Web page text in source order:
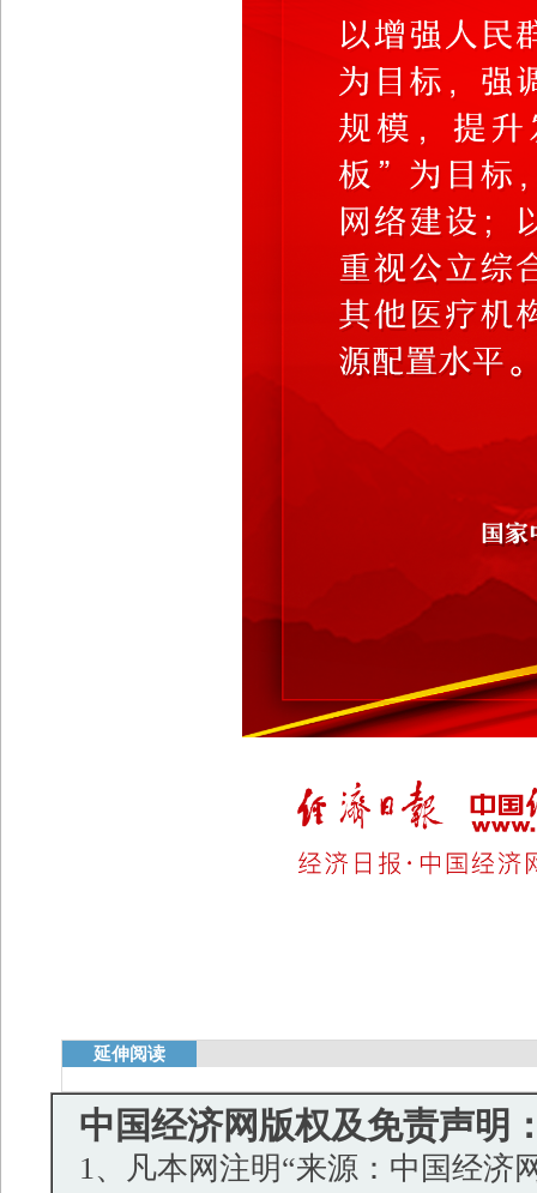
延伸阅读
中国经济网版权及免责声明
1、凡本网注明“来源：中国经济